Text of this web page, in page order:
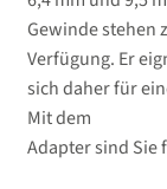
Gewinde stehen
Verfügung. Er
sich daher für
Mit dem
Adapter sind Sie